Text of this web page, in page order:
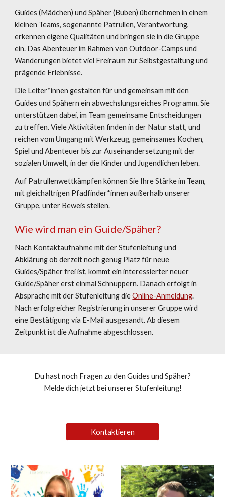
Guides (Mädchen) und Späher (Buben) übernehmen in einem
kleinen Teams, sogenannte Patrullen, Verantwortung,
erkennen eigene Qualitäten und bringen sie in die Gruppe
ein. Das Abenteuer im Rahmen von Outdoor-Camps und
Wanderungen bietet viel Freiraum zur Selbstgestaltung und
prägende Erlebnisse.
Die Leiter*innen gestalten für und gemeinsam mit den
Guides und Spähern ein abwechslungsreiches Programm. Sie
unterstützen dabei, im Team gemeinsame Entscheidungen
zu treffen. Viele Aktivitäten finden in der Natur statt,und
reichen vomUmgang mit Werkzeug, gemeinsames Kochen,
Spiel und Abenteuerbis zur Auseinandersetzung mit der
sozialenUmwelt, in der die Kinderund Jugendlichenleben.
Auf Patrullenwettkämpfen können Sie Ihre Stärke im Team,
mit gleichaltrigen Pfadfinder*innen außerhalb unserer
Gruppe, unter Beweis stellen.
Wie wird man ein Guide/Späher?
Nach Kontaktaufnahme mit der Stufenleitung und
Abklärung ob derzeit noch genug Platz für neue
Guides/Späherfrei ist, kommt ein interessierterneuer
Guide/Spähererst einmal Schnuppern. Danach erfolgt in
Absprache mit der Stufenleitung dieOnline-Anmeldung.
Nach erfolgreicher Registrierung in unserer Gruppe wird
eine Bestätigung via E-Mail ausgesandt. Ab diesem
Zeitpunkt ist die Aufnahme abgeschlossen.
Du hast noch Fragen zu den Guides und Späher?
Melde dich jetzt bei unserer Stufenleitung!
Kontaktieren